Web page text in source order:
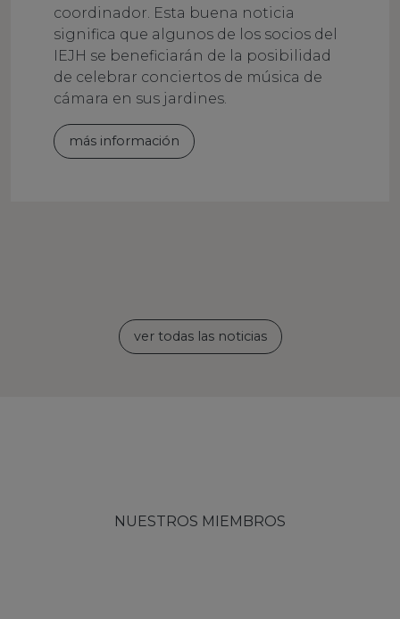
coordinador. Esta buena noticia
significa que algunos de los socios del
IEJH se beneficiarán de la posibilidad
de celebrar conciertos de música de
cámara en sus jardines.
más información
ver todas las noticias
NUESTROS MIEMBROS